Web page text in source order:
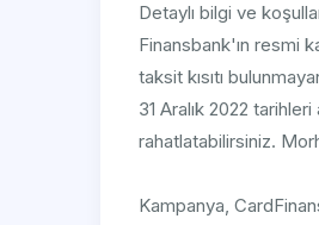
Detaylı bilgi ve
Finansbank'ın resmi
taksit kısıtı
31 Aralık 2022
rahatlatabilirsiniz.
Kampanya,